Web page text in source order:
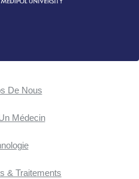
De Nous
Médecin
& Traitements